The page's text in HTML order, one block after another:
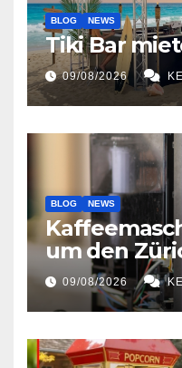
BLOG NEWS
Tiki Bar
09/08/2026
BLOG NEWS
um den
09/08/2026